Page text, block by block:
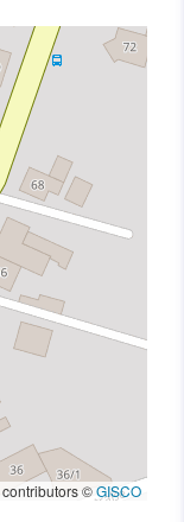
contributors ©GISCO